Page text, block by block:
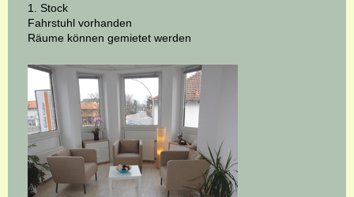
1. Stock
Fahrstuhl vorhanden
Räume können gemietet werden